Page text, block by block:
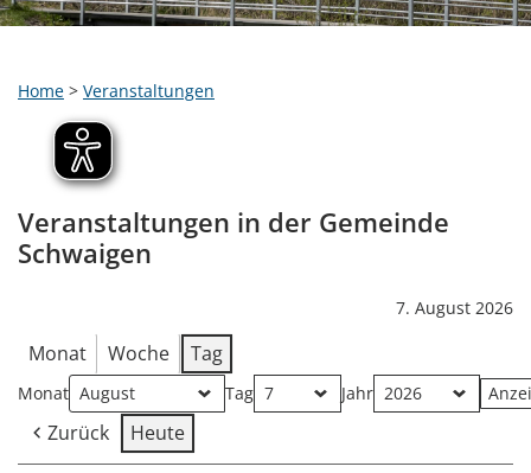
Home > Veranstaltungen
Veranstaltungen in der Gemeinde
Schwaigen
7. August 2026
Monat Woche Tag
Monat Tag Jahr
Zurück Heute